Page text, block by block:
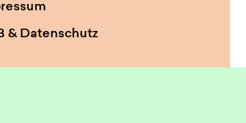
& Datenschutz